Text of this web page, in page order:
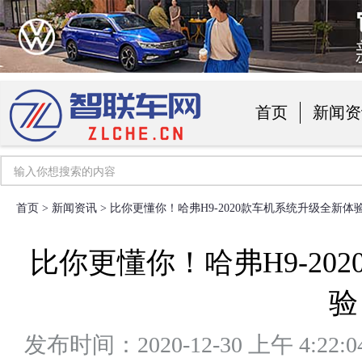
首页 新闻
首页 > 新闻资讯 > 比你更懂你！哈弗H9-2020款车机系统升级全新体
比你更懂你！哈弗H9-
验
发布时间：2020-12-30 上午